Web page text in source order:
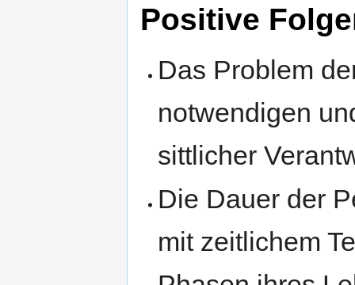
Positive
Das Problem
notwendigen
sittlicher
Die Dauer der
mit zeitlichem